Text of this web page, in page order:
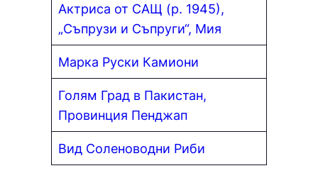
Актриса от САЩ (р. 1945),
„Съпрузи и Съпруги“, Мия
Марка Руски Камиони
Голям Град в Пакистан,
Провинция Пенджап
Вид Соленоводни Риби